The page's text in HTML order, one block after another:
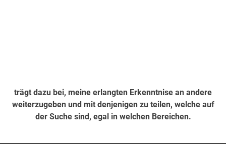
trägt dazu bei, meine erlangten Erkenntnise an andere
weiterzugeben und mit denjenigen zu teilen, welche auf
der Suche sind, egal in welchen Bereichen.